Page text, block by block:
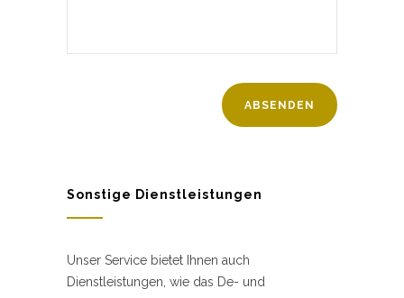
Sonstige Dienstleistungen
Unser Service bietet Ihnen auch
Dienstleistungen, wie das De- und